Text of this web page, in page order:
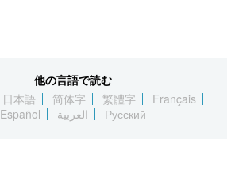
Русский
他の言語で読む
日本語 简体字 繁體字
Français
Español
العربية Русский